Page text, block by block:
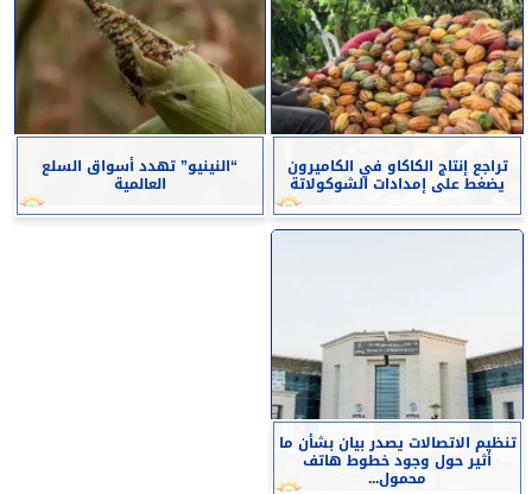
تراجع إنتاج الكاكاو في الكاميرون
يضغط على إمدادات الشوكولاتة
“النينيو” تهدد أسواق السلع
العالمية
تنظيم الاتصالات يصدر بيان بشأن ما
أثير حول وجود خطوط هاتف
محمول...